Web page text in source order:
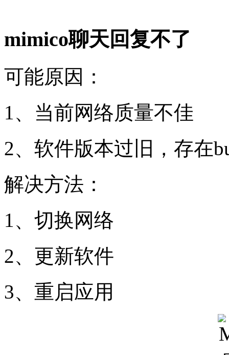
mimico聊天回复不了
可能原因：
1、当前网络质量不佳
2、软件版本过旧，存在
解决方法：
1、切换网络
2、更新软件
3、重启应用